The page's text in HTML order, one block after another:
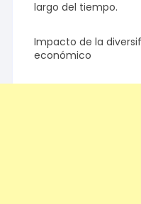
largo del tiempo.
Impacto de la
económico